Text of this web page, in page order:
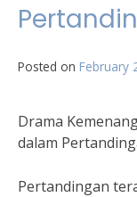
Posted on February
Drama
dalam
Pertandingan